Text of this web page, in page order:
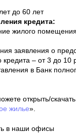
до 60 лет
кредита:
жилого помещения
заявления о
кредита – от 3 до 10
в Банк
открыть/
жилье».
в наши офисы